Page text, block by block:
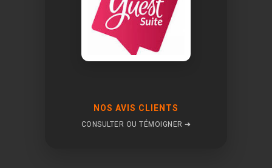
NOS AVIS CLIENTS
CONSULTER OU TÉMOIGNER ➔